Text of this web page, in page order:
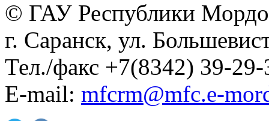
© ГАУ Республики
г. Саранск, ул.
Тел./факс +7(8342) 39-29-
E-mail: mfcrm@mfc.e-